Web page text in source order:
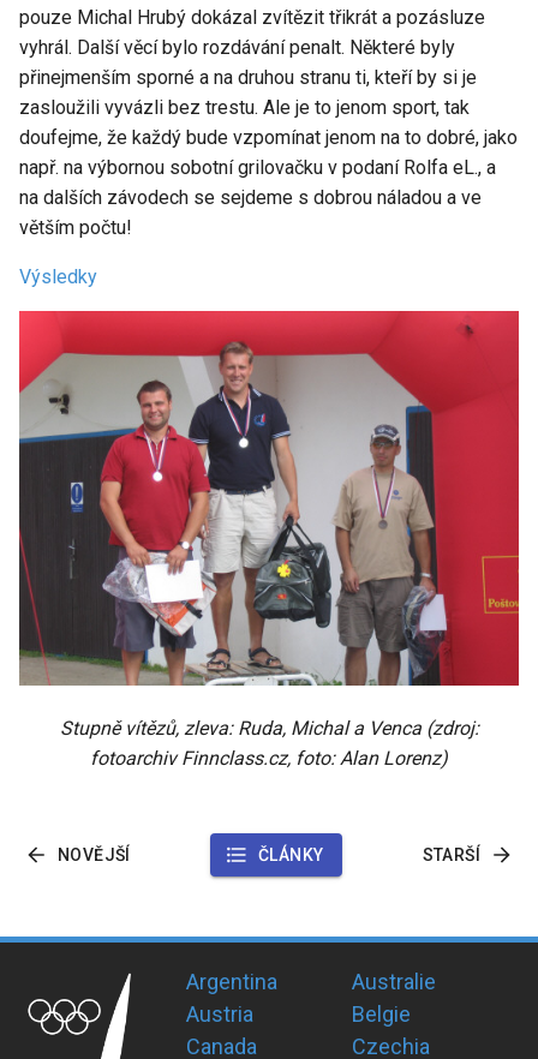
pouze Michal Hrubý dokázal zvítězit třikrát a pozásluze
vyhrál. Další věcí bylo rozdávání penalt. Některé byly
přinejmenším sporné a na druhou stranu ti, kteří by si je
zasloužili vyvázli bez trestu. Ale je to jenom sport, tak
doufejme, že každý bude vzpomínat jenom na to dobré, jako
např. na výbornou sobotní grilovačku v podaní Rolfa eL., a
na dalších závodech se sejdeme s dobrou náladou a ve
větším počtu!
Výsledky
Stupně vítězů, zleva: Ruda, Michal a Venca (zdroj:
fotoarchiv Finnclass.cz, foto: Alan Lorenz)
NOVĚJŠÍ ČLÁNKY STARŠÍ
Argentina
Australie
Austria
Belgie
Canada
Czechia